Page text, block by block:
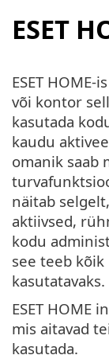
ESET
ESET
või kontor
kasutada
kaudu
omanik saab
näitab
aktiivsed,
kodu
see teeb
kasutatavaks.
ESET
mis aitavad
kasutada.